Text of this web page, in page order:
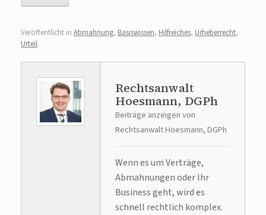
Veröffentlicht in Abmahnung, Basiswissen, Hilfreiches, Urheberrecht,
Urteil.
Rechtsanwalt
Hoesmann, DGPh
Beiträge anzeigen von
Rechtsanwalt Hoesmann, DGPh
Wenn es um Verträge,
Abmahnungen oder Ihr
Business geht, wird es
schnell rechtlich komplex.